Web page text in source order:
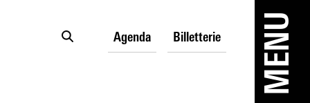
Agenda Billetterie MENU